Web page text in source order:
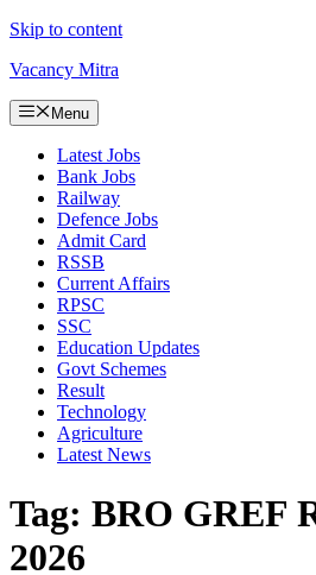
Skip to content
Vacancy Mitra
Menu
Latest Jobs
Bank Jobs
Railway
Defence Jobs
Admit Card
RSSB
Current Affairs
RPSC
SSC
Education Updates
Govt Schemes
Result
Technology
Agriculture
Latest News
Tag: BRO GREF
2026